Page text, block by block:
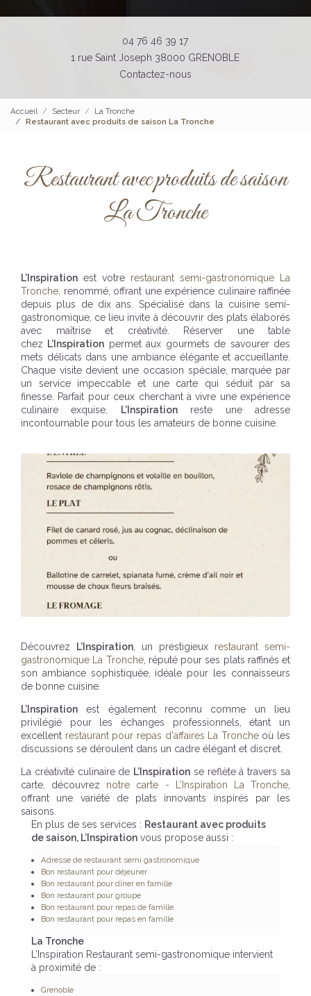
04 76 46 39 17
1 rue Saint Joseph 38000 GRENOBLE
Contactez-nous
Accueil Secteur
La Tronche
Restaurant avec produits de saison La Tronche
Restaurant avec produits de saison
La Tronche
L’Inspiration est votre restaurant semi-gastronomique La
Tronche , renommé, offrant une expérience culinaire raffinée
depuis plus de dix ans. Spécialisé dans la cuisine semi-
gastronomique, ce lieu invite à découvrir des plats élaborés
avec maîtrise et créativité. Réserver une table
chez L’Inspiration permet aux gourmets de savourer des
mets délicats dans une ambiance élégante et accueillante.
Chaque visite devient une occasion spéciale, marquée par
un service impeccable et une carte qui séduit par sa
finesse. Parfait pour ceux cherchant à vivre une expérience
culinaire exquise,
L’Inspirationreste une adresse
incontournable pour tous les amateurs de bonne cuisine.
Découvrez L’Inspiration , un prestigieux restaurant semi-
gastronomique La Tronche, réputé pour ses plats raffinés et
son ambiance sophistiquée, idéale pour les connaisseurs
de bonne cuisine.
L’Inspiration est également reconnu comme un lieu
privilégié pour les échanges professionnels, étant un
excellent restaurant pour repas d'affaires La Troncheoù les
discussions se déroulent dans un cadre élégant et discret.
La créativité culinaire de L’Inspiration se reflète à travers sa
carte, découvrez notre carte - L’Inspiration La Tronche
offrant une variété de plats innovants inspirés par les
saisons.
En plus de ses services : Restaurant avec produits
de saison, L’Inspiration vous propose aussi :
Adresse de restaurant semi gastronomique
Bon restaurant pour déjeuner
Bon restaurant pour dîner en famille
Bon restaurant pour groupe
Bon restaurant pour repas de famille
Bon restaurant pour repas en famille
La Tronche
L’Inspiration Restaurant semi-gastronomique intervient
à proximité de :
Grenoble